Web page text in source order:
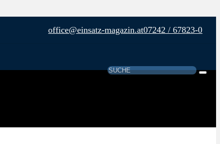
office@einsatz-magazin.at07242 / 67823-0
Suchen